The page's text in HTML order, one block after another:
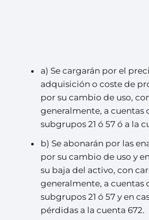
a) Se cargarán por el
adquisición o coste de
por su cambio de uso,
generalmente, a cuentas
subgrupos 21 ó 57 ó a la
b) Se abonarán por las
por su cambio de uso y
su baja del activo, con
generalmente, a cuentas
subgrupos 21 ó 57 y en
pérdidas a la cuenta 672.